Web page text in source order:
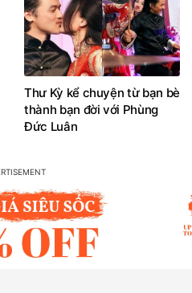
Thư Kỳ kể chuyện từ bạn bè
thành bạn đời với Phùng
Đức Luân